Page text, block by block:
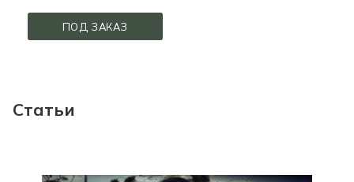
ПОД ЗАКАЗ
Статьи